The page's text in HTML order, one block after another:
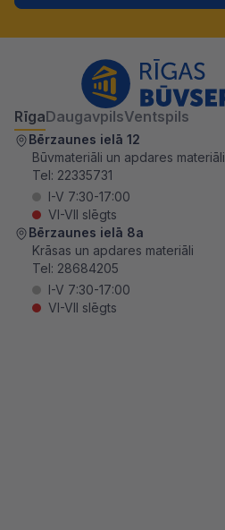
RīgaDaugavpilsVentspils
Bērzaunes ielā 12
Būvmateriāli un apdares materiāli
Tel: 22335731
I-V 7:30-17:00
VI-VII slēgts
Bērzaunes ielā 8a
Krāsas un apdares materiāli
Tel: 28684205
I-V 7:30-17:00
VI-VII slēgts